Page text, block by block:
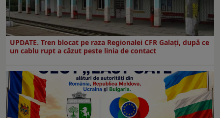
UPDATE. Tren blocat pe raza Regionalei CFR Galați, după ce
un cablu rupt a căzut peste linia de contact